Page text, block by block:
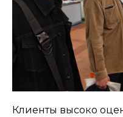
Клиенты высоко